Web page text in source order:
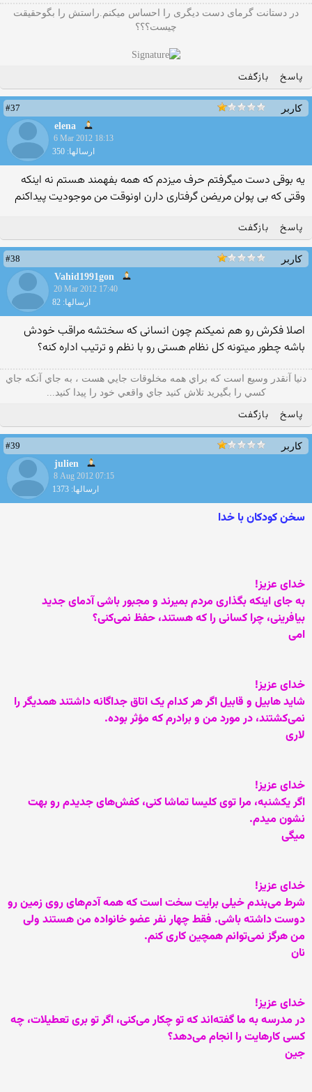
در دستانت گرمای دست دیگری را احساس میکنم.راستش را بگوحقیقت
چیست؟؟؟
پاسخ بازگفت
کاربر
#37
elena
6 Mar 2012 18:13
ارسالها: 350
یه بوقی دست میگرفتم حرف میزدم که همه بفهمند هستم نه اینکه
وقتی که بی پولن مریضن گرفتاری دارن اونوقت من موجودیت پیداکنم
پاسخ بازگفت
کاربر
#38
Vahid1991gon
20 Mar 2012 17:40
ارسالها: 82
اصلا فکرش رو هم نمیکنم چون انسانی که سختشه مراقب خودش
باشه چطور میتونه کل نظام هستی رو با نظم و ترتیب اداره کنه؟
دنيا آنقدر وسيع است كه براي همه مخلوقات جايي هست ، به جاي آنكه جاي
كسي را بگيريد تلاش كنيد جاي واقعي خود را پيدا كنيد...
پاسخ بازگفت
کاربر
#39
julien
8 Aug 2012 07:15
ارسالها: 1373
سخن کودکان با خدا
خدای عزيز!
به جای اينکه بگذاری مردم بميرند و مجبور باشی آدمای جديد
بيافرينی، چرا کسانی را که هستند، حفظ نمی‌کنی؟
امی
خدای عزيز!
شايد هابيل و قابيل اگر هر کدام يک اتاق جداگانه داشتند همديگر را
نمی‌کشتند، در مورد من و برادرم که مؤثر بوده.
لاری
خدای عزيز!
اگر يکشنبه، مرا توی کليسا تماشا کنی، کفش‌های جديدم رو بهت
نشون ميدم.
ميگی
خدای عزيز!
شرط می‌بندم خيلی برايت سخت است که همه آدم‌های روی زمين رو
دوست داشته باشی. فقط چهار نفر عضو خانواده من هستند ولی
من هرگز نمی‌توانم همچين کاری کنم.
نان
خدای عزيز!
در مدرسه به ما گفته‌اند که تو چکار می‌کنی، اگر تو بری تعطيلات، چه
کسی کارهايت را انجام می‌دهد؟
جين